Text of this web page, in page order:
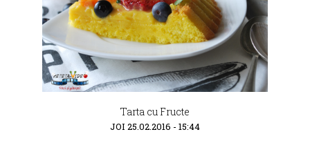
Tarta cu Fructe
JOI 25.02.2016 - 15:44